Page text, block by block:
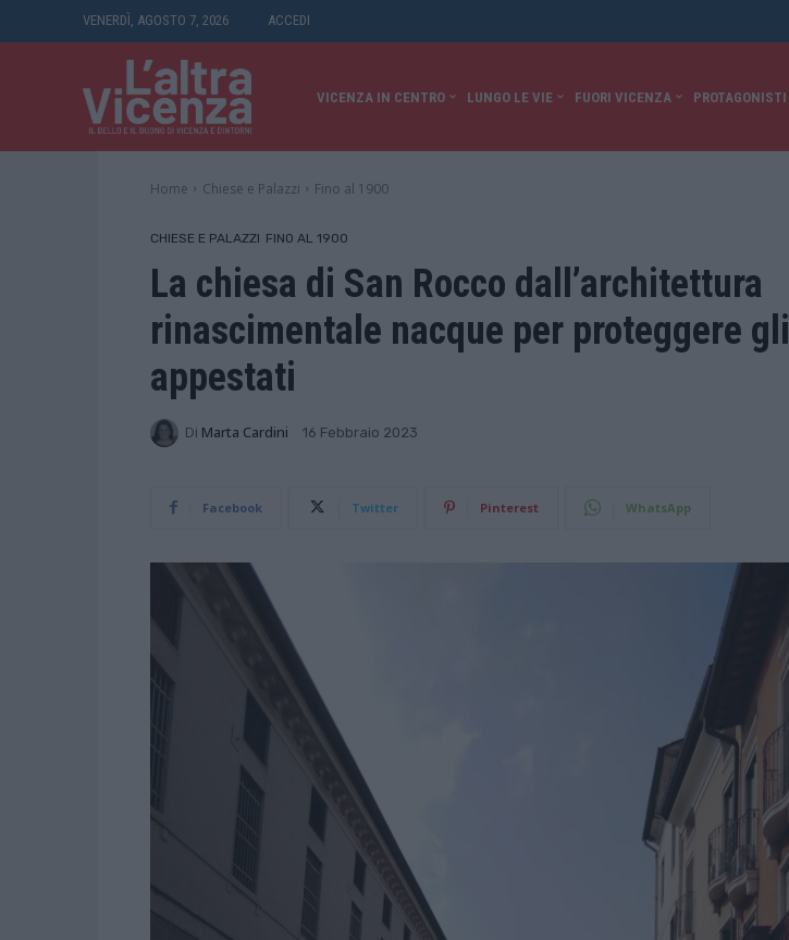
VENERDÌ, AGOSTO 7, 2026 ACCEDI
VICENZA IN CENTRO LUNGO LE VIE FUORI VICENZA PROTAGONISTI
Home Chiese e Palazzi Fino al 1900
CHIESE E PALAZZI FINO AL 1900
La chiesa di San Rocco dall’architettura
rinascimentale nacque per proteggere gli
appestati
Di Marta Cardini 16 Febbraio 2023
Facebook Twitter Pinterest WhatsApp